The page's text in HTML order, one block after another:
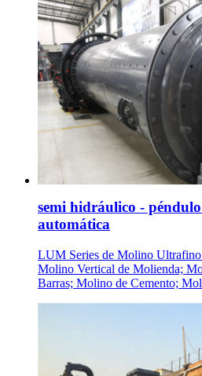
semi hidráulico -
automática
LUM Series de Molino
Molino Vertical de Molienda;
Barras; Molino de Cemento;